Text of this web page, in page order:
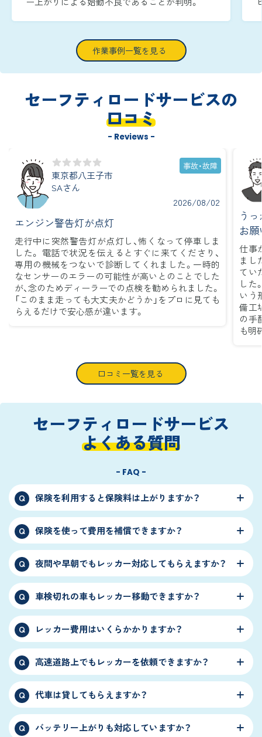
速に復旧作業へ取り掛かりました。
ブースターケーブルをバッテリー端子へ確実に
つなぎ、ジャンピング作業を実施し、到着から約
きました。
作業事例一覧を見る
セーフティロードサービスの
口コミ
- Reviews -
東京都八王子市
SAさん
事故・故障
2026/08/02
エンジン警告灯が点灯
走行中に突然警告灯が点灯し、怖くなって停車しま
した。 電話で状況を伝えるとすぐに来てくださり、
専用の機械をつないで診断してくれました。一時的
なセンサーのエラーの可能性が高いとのことでした
が、念のためディーラーでの点検を勧められました。
「このまま走っても大丈夫かどうか」をプロに見ても
らえるだけで安心感が違います。
う
お
仕事
まし
てい
した
いう
備工
の手
も明
口コミ一覧を見る
セーフティロードサービス
よくある質問
- FAQ -
Q 保険を利用すると保険料は上がりますか？
Q 保険を使って費用を補償できますか？
Q 夜間や早朝でもレッカー対応してもらえますか？
Q 車検切れの車もレッカー移動できますか？
Q レッカー費用はいくらかかりますか？
Q 高速道路上でもレッカーを依頼できますか？
Q 代車は貸してもらえますか？
Q バッテリー上がりも対応していますか？